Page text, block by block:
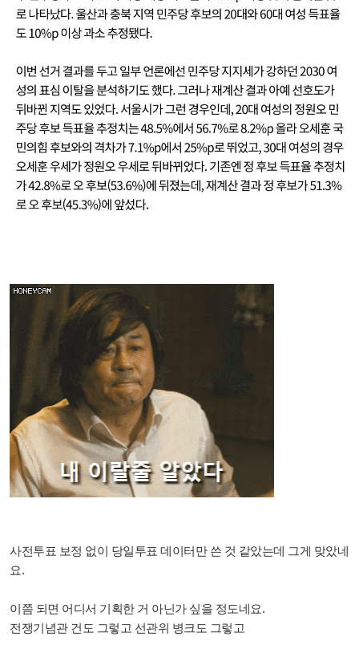
사전투표 보정 없이 당일투표 데이터만 쓴 것 같았는데 그게 맞았네
요.
이쯤 되면 어디서 기획한 거 아닌가 싶을 정도네요.
전쟁기념관 건도 그렇고 선관위 병크도 그렇고